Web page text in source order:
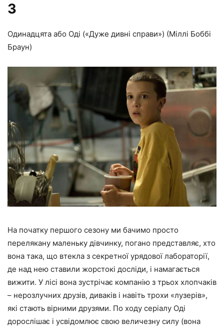
3
Одинадцята або Оді («Дуже дивні справи») (Міллі Боббі
Браун)
На початку першого сезону ми бачимо просто
перелякану маленьку дівчинку, погано представляє, хто
вона така, що втекла з секретної урядової лабораторії,
де над нею ставили жорстокі досліди, і намагається
вижити. У лісі вона зустрічає компанію з трьох хлопчаків
– нерозлучних друзів, диваків і навіть трохи «лузерів»,
які стають вірними друзями. По ходу серіалу Оді
дорослішає і усвідомлює свою величезну силу (вона